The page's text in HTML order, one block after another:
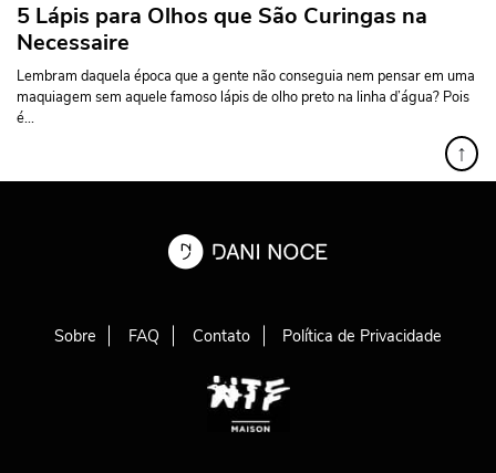
5 Lápis para Olhos que São Curingas na
Necessaire
Lembram daquela época que a gente não conseguia nem pensar em uma
maquiagem sem aquele famoso lápis de olho preto na linha d’água? Pois
é...
↑
Sobre FAQ Contato Política de Privacidade